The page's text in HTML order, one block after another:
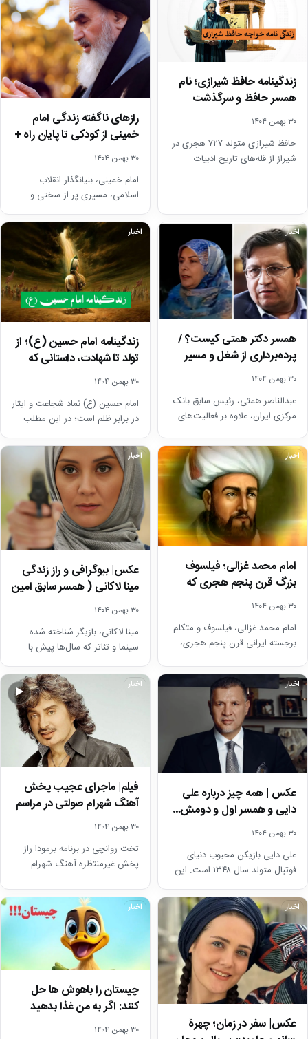
زندگینامه حافظ شیرازی؛ نام
همسر حافظ و سرگذشت
فرزندش + آثار۳۰ بهمن ۱۴۰۴
حافظ شیرازی متولد ۷۲۷ هجری در
شیراز از قله‌های تاریخ ادبیات
رازهای ناگفته زندگی امام
خمینی از کودکی تا پایان راه +
تصاویر…۳۰ بهمن ۱۴۰۴
امام خمینی، بنیانگذار انقلاب
اسلامی، مسیری پر از سختی و
تلاش را از کودکی تا پایان زندگی
طی…
اخبار
همسر دکتر همتی کیست؟ /
پرده‌برداری از شغل و مسیر
فرزندان عبدالناصر…۳۰ بهمن ۱۴۰۴
عبدالناصر همتی، رئیس سابق بانک
مرکزی ایران، علاوه بر فعالیت‌های
و حرفه‌ای همسر و…
اخبار
زندگینامه امام حسین (ع)؛ از
تولد تا شهادت، داستانی که
همه باید…۳۰ بهمن ۱۴۰۴
امام حسین (ع) نماد شجاعت و ایثار
در برابر ظلم است؛ در این مطلب
خلاصه‌ای جذاب و قابل…
اخبار
امام محمد غزالی؛ فیلسوف
بزرگ قرن پنجم هجری که
زندگی و آثارش…۳۰ بهمن ۱۴۰۴
امام محمد غزالی، فیلسوف و متکلم
برجسته ایرانی قرن پنجم هجری،
دنیای فلسفه…
اخبار
عکس| بیوگرافی و راز زندگی
مینا لاکانی ( همسر سابق امین
زندگانی)/…۳۰ بهمن ۱۴۰۴
مینا لاکانی، بازیگر شناخته شده
سینما و تئاتر که سال‌ها پیش با
امین زندگانی ازدواج کرد، پس از…
اخبار
عکس | همه چیز درباره علی
دایی و همسر اول و دومش…
۳۰ بهمن ۱۴۰۴
علی دایی بازیکن محبوب دنیای
فوتبال متولد سال ۱۳۴۸ است. این
چهره که برای سال‌های بسیاری
عنوان آقای…
▶
اخبار
فیلم| ماجرای عجیب پخش
آهنگ شهرام صولتی در مراسم
رسمی با حضور…۳۰ بهمن ۱۴۰۴
تخت روانچی در برنامه برمودا راز
پخش غیرمنتظره آهنگ شهرام
پیشکسوت پرسپولیس را…
اخبار
عکس| سفر در زمان؛ چهرۀ
اخبار
چیستان را باهوش ها حل
کنند: اگر به من غذا بدهید
زنده…۳۰ بهمن ۱۴۰۴